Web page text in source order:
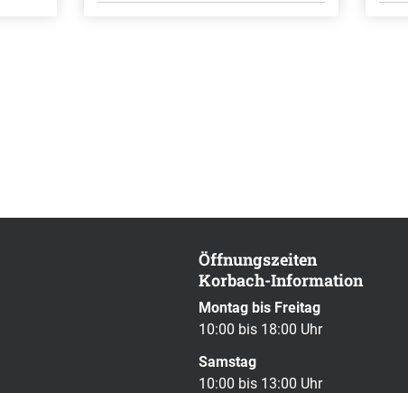
Öffnungszeiten
Korbach-Information
Montag bis Freitag
10:00 bis 18:00 Uhr
Samstag
10:00 bis 13:00 Uhr